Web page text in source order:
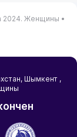
2024. Женщины •
, Шымкент ,